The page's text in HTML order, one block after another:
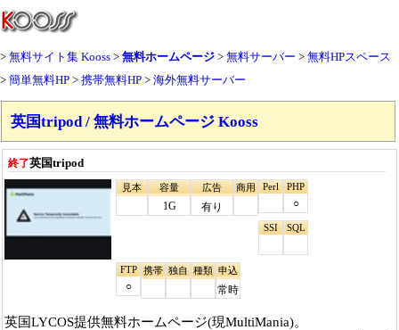
無料サイト集 Kooss 無料ホームページ 無料サーバー
無料HPスペース
簡単無料HP
携帯無料HP 海外無料サーバー
英国tripod / 無料ホームページ Kooss
終了英国tripod
見本 容量
1G
広告
有り
商用 Perl PHP
○
SSI SQL
FTP
○
携帯 独自 種類 申込
常時
英国LYCOS提供無料ホームページ(現MultiMania)。